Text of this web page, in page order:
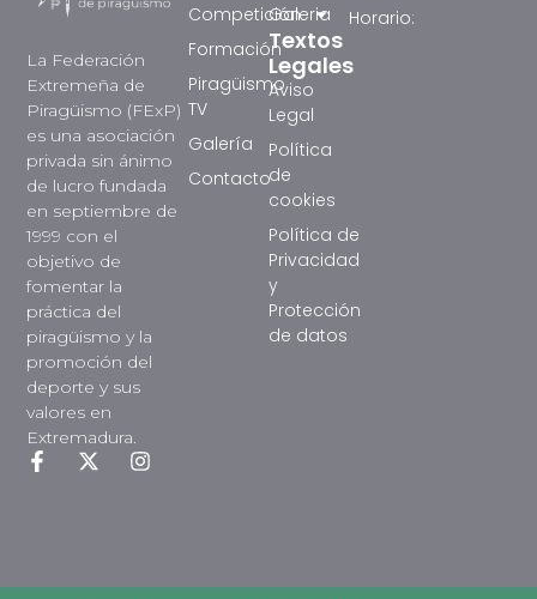
La Federación
Extremeña de
Piragüismo (FExP)
es una asociación
privada sin ánimo
de lucro fundada
en septiembre de
1999 con el
objetivo de
fomentar la
práctica del
piragüismo y la
promoción del
deporte y sus
valores en
Extremadura.
Galeria
Textos
Legales
Aviso
Legal
Política
de
cookies
Política de
Privacidad
y
Protección
de datos
Competición
Formación
Piragüismo
TV
Galería
Contacto
Horario: